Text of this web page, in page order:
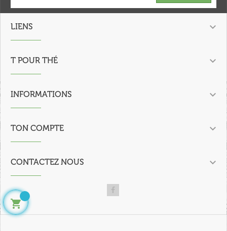
LIENS 
T POUR THÉ 
INFORMATIONS 
TON COMPTE 
CONTACTEZ NOUS 
